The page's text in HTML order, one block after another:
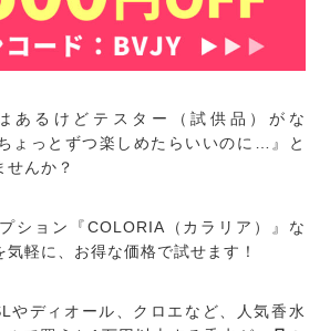
あるけどテスター（試供品）がな
ょっとずつ楽しめたらいいのに…』と
せんか？
ション『COLORIA（カラリア）』な
気軽に、お得な価格で試せます！
やディオール、クロエなど、人気香水